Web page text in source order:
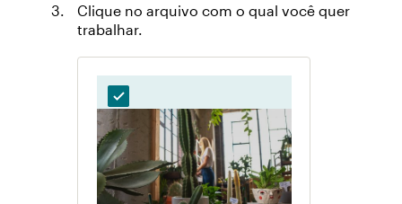
Clique no arquivo com o qual você quer
trabalhar.